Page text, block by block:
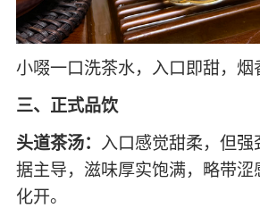
小啜一口洗茶水，入口即甜，烟
三、正式品饮
头道茶汤： 入口感觉甜柔，但
据主导，滋味厚实饱满，略带涩
化开。